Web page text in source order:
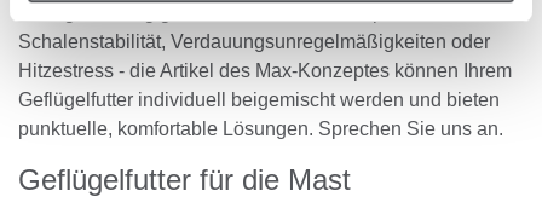
Schalenstabilität, Verdauungsunregelmäßigkeiten oder
Hitzestress - die Artikel des Max-Konzeptes können Ihrem
Geflügelfutter individuell beigemischt werden und bieten
punktuelle, komfortable Lösungen. Sprechen Sie uns an.
Geflügelfutter für die Mast